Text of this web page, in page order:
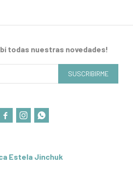
Estela Jinchuk
todas nuestras novedades!
SUSCRIBIRME
  